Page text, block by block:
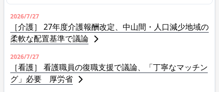
2026/7/27
［介護］ 27年度介護報酬改定、中山間・人口減少地域の
柔軟な配置基準で議論
2026/7/27
［看護］ 看護職員の復職支援で議論、「丁寧なマッチン
グ」必要 厚労省